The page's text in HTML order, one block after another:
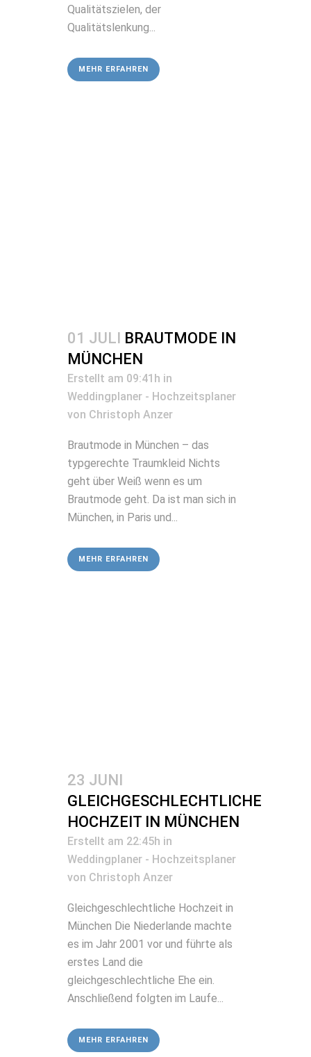
Qualitätszielen, der
Qualitätslenkung...
MEHR ERFAHREN
01 JULI BRAUTMODE IN
MÜNCHEN
Erstellt am 09:41h in
Weddingplaner - Hochzeitsplaner
von Christoph Anzer
Brautmode in München – das
typgerechte Traumkleid Nichts
geht über Weiß wenn es um
Brautmode geht. Da ist man sich in
München, in Paris und...
MEHR ERFAHREN
23 JUNI
GLEICHGESCHLECHTLICHE
HOCHZEIT IN MÜNCHEN
Erstellt am 22:45h in
Weddingplaner - Hochzeitsplaner
von Christoph Anzer
Gleichgeschlechtliche Hochzeit in
München Die Niederlande machte
es im Jahr 2001 vor und führte als
erstes Land die
gleichgeschlechtliche Ehe ein.
Anschließend folgten im Laufe...
MEHR ERFAHREN